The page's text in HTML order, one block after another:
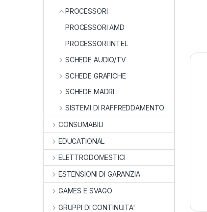
PROCESSORI
PROCESSORI AMD
PROCESSORI INTEL
SCHEDE AUDIO/TV
SCHEDE GRAFICHE
SCHEDE MADRI
SISTEMI DI RAFFREDDAMENTO
CONSUMABILI
EDUCATIONAL
ELETTRODOMESTICI
ESTENSIONI DI GARANZIA
GAMES E SVAGO
GRUPPI DI CONTINUITA'